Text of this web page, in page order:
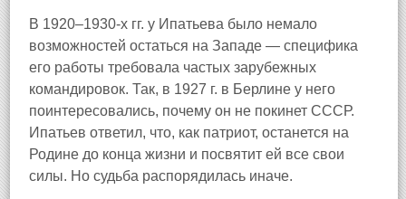
В 1920–1930-х гг. у Ипатьева было немало
возможностей остаться на Западе — специфика
его работы требовала частых зарубежных
командировок. Так, в 1927 г. в Берлине у него
поинтересовались, почему он не покинет СССР.
Ипатьев ответил, что, как патриот, останется на
Родине до конца жизни и посвятит ей все свои
силы. Но судьба распорядилась иначе.